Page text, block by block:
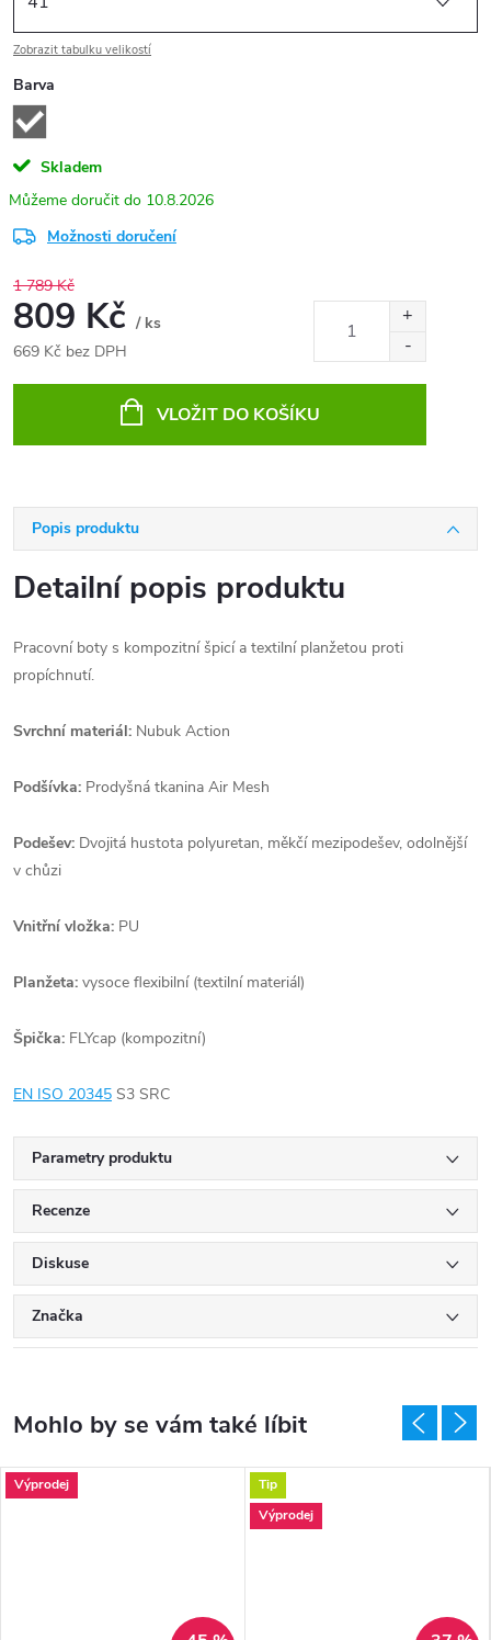
Zobrazit tabulku velikostí
Barva
Skladem
10.8.2026
Možnosti doručení
1 789 Kč
809 Kč / ks
669 Kč bez DPH
VLOŽIT DO KOŠÍKU
Popis produktu
Detailní popis produktu
Pracovní boty s kompozitní špicí a textilní planžetou proti
propíchnutí.
Svrchní materiál: Nubuk Action
Podšívka: Prodyšná tkanina Air Mesh
Podešev: Dvojitá hustota polyuretan, měkčí mezipodešev, odolnější
v chůzi
Vnitřní vložka: PU
Planžeta: vysoce flexibilní (textilní materiál)
Špička: FLYcap (kompozitní)
EN ISO 20345 S3 SRC
Parametry produktu
Recenze
Diskuse
Značka
Výprodej
Tip
Výprodej